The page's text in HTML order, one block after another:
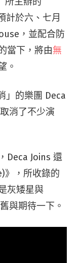
計於六、七月
，並配合防
當下，將由無
。
」的樂團 Deca
消了不少演
Deca Joins 還
》，所收錄的
灰矮星與
與期待一下。